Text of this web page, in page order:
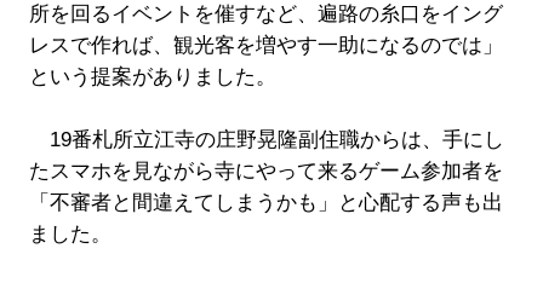
所を回るイベントを催すなど、遍路の糸口をイング
レスで作れば、観光客を増やす一助になるのでは」
という提案がありました。
19番札所立江寺の庄野晃隆副住職からは、手にし
たスマホを見ながら寺にやって来るゲーム参加者を
「不審者と間違えてしまうかも」と心配する声も出
ました。